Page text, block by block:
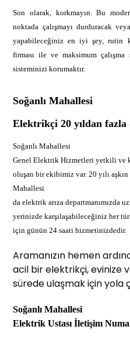
Son olarak, korkmayın. Bu
noktada çalışmayı durduracak
yapabileceğiniz en iyi şey, rutin
firması ile ve maksimum
sisteminizi korumaktır.
Soğanlı Mahallesi
Elektrikçi 20 yıldan fazla
Soğanlı Mahallesi
Genel Elektrik Hizmetleri yetkili
oluşan bir ekibimiz var. 20 yılı
Mahallesi
da elektrik arıza departmanımızda
yerinizde karşılaşabileceğiniz her
için günün 24 saati hizmetinizdedir.
Aramanızın hemen
acil bir elektrikçi, evinize
sürede ulaşmak için yola
Soğanlı Mahallesi
Elektrik Ustası İletişim